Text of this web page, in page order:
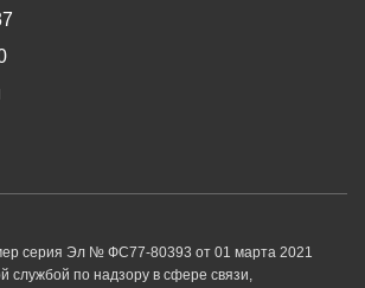
серия Эл № ФС77-80393 от 01 марта 2021
службой по надзору в сфере связи,